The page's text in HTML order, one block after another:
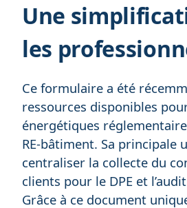
Une
les
Ce formulaire a été
ressources disponibles
énergétiques
RE-bâtiment. Sa principale
centraliser la collecte du
clients pour le DPE et
Grâce à ce document